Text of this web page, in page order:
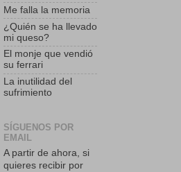
Me falla la memoria
¿Quién se ha llevado
mi queso?
El monje que vendió
su ferrari
La inutilidad del
sufrimiento
SÍGUENOS POR
EMAIL
A partir de ahora, si
quieres recibir por